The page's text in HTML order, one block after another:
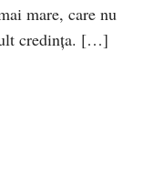
mare, care nu
credinţa. […]